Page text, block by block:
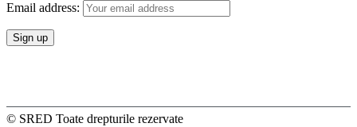
Email address:
© SRED Toate drepturile rezervate